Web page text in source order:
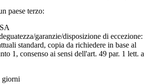
paese terzo:
garanzie/disposizione di eccezione:
standard, copia da richiedere in base al
1, consenso ai sensi dell'art. 49 par. 1 lett. a
giorni